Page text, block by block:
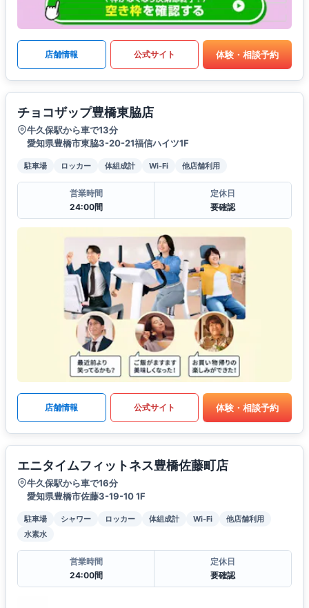
店舗情報 公式サイト 体験・相談予約
チョコザップ豊橋東脇店
牛久保駅から車で13分
愛知県豊橋市東脇3-20-21福信ハイツ1F
駐車場 ロッカー 体組成計 Wi-Fi 他店舗利用
営業時間
24:00間
定休日
要確認
店舗情報 公式サイト 体験・相談予約
エニタイムフィットネス豊橋佐藤町店
牛久保駅から車で16分
愛知県豊橋市佐藤3-19-10 1F
駐車場 シャワー ロッカー 体組成計 Wi-Fi
他店舗利用
水素水
営業時間
24:00間
定休日
要確認